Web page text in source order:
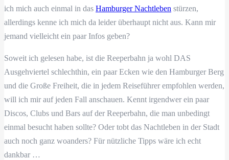
ich mich auch einmal in das Hamburger Nachtleben stürzen,
allerdings kenne ich mich da leider überhaupt nicht aus. Kann mir
jemand vielleicht ein paar Infos geben?
Soweit ich gelesen habe, ist die Reeperbahn ja wohl DAS
Ausgehviertel schlechthin, ein paar Ecken wie den Hamburger Berg
und die Große Freiheit, die in jedem Reiseführer empfohlen werden,
will ich mir auf jeden Fall anschauen. Kennt irgendwer ein paar
Discos, Clubs und Bars auf der Reeperbahn, die man unbedingt
einmal besucht haben sollte? Oder tobt das Nachtleben in der Stadt
auch noch ganz woanders? Für nützliche Tipps wäre ich echt
dankbar …